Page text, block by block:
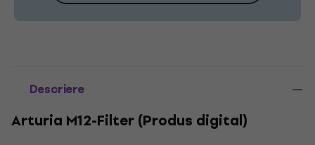
Descriere
Arturia M12-Filter (Produs digital)